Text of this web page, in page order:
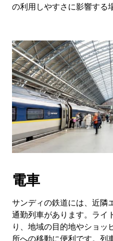
の利用しやすさに影響する
電車
サンディの鉄道には、近隣
通勤列車があります。ライ
り、地域の目的地やショッ
所への移動に便利です。列